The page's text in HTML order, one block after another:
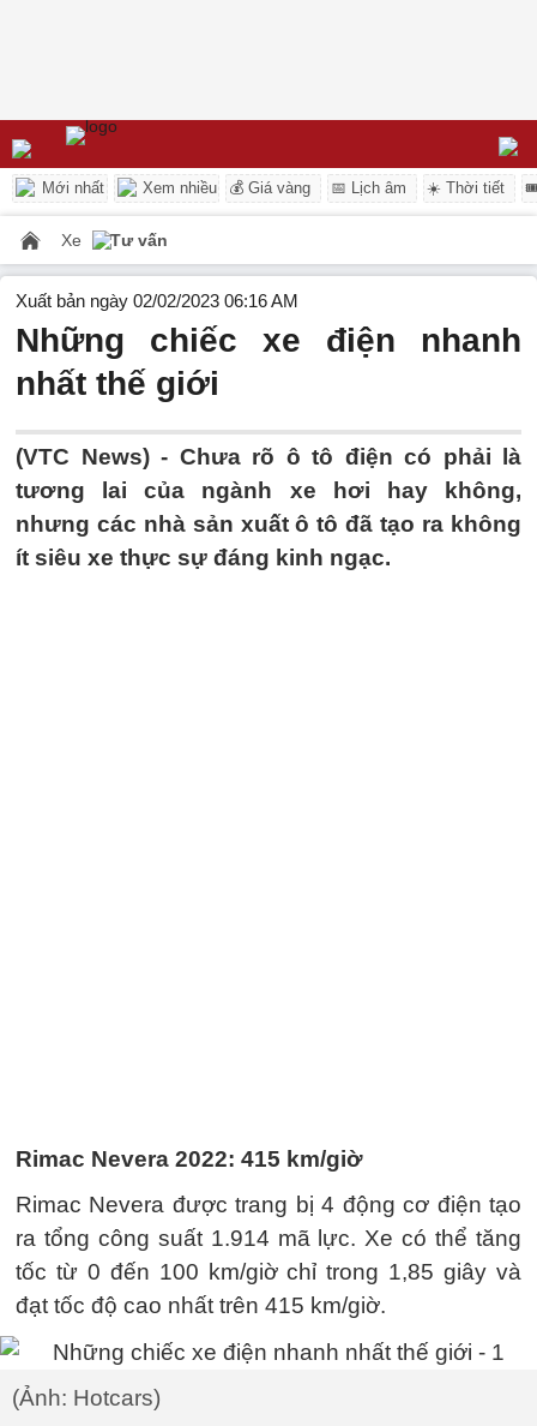
Mới nhất Xem nhiều 💰 Giá vàng 📅 Lịch âm ☀️ Thời tiết
Xe Tư vấn
Xuất bản ngày 02/02/2023 06:16 AM
Những chiếc xe điện nhanh
nhất thế giới
(VTC News) - Chưa rõ ô tô điện có phải là
tương lai của ngành xe hơi hay không,
nhưng các nhà sản xuất ô tô đã tạo ra không
ít siêu xe thực sự đáng kinh ngạc.
Rimac Nevera 2022: 415 km/giờ
Rimac Nevera được trang bị 4 động cơ điện tạo
ra tổng công suất 1.914 mã lực. Xe có thể tăng
tốc từ 0 đến 100 km/giờ chỉ trong 1,85 giây và
đạt tốc độ cao nhất trên 415 km/giờ.
(Ảnh: Hotcars)